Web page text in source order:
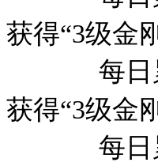
获得“3级金
每日累计
获得“3级金
每日累计